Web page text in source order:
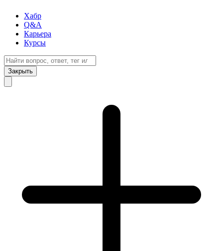
Хабр
Q&A
Карьера
Курсы
Закрыть